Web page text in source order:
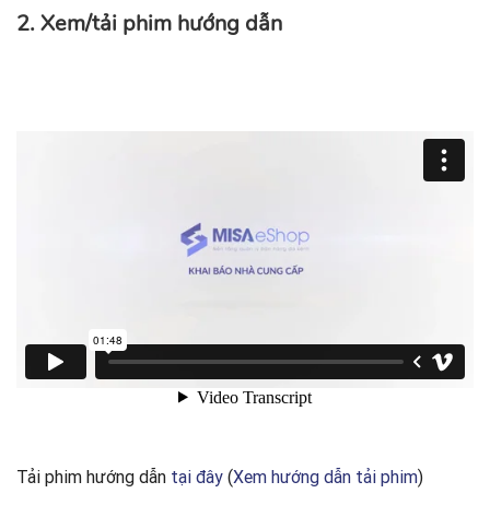
2. Xem/tải phim hướng dẫn
Tải phim hướng dẫn tại đây (Xem hướng dẫn tải phim)